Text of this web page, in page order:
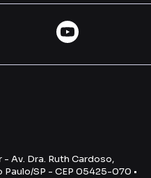
Av. Dra. Ruth Cardoso,
Paulo/SP - CEP 05425-070 •